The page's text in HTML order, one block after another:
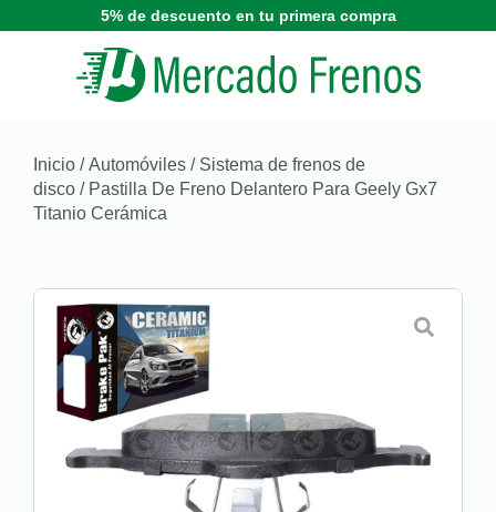
5% de descuento en tu primera compra
Inicio /Automóviles / Sistema de frenos de
disco / Pastilla De Freno Delantero Para Geely Gx7
Titanio Cerámica